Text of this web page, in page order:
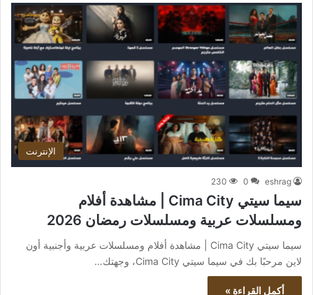
الإنترنت
eshrag
0
230
سيما سيتي Cima City | مشاهدة أفلام
ومسلسلات عربية ومسلسلات رمضان 2026
سيما سيتي Cima City | مشاهدة أفلام ومسلسلات عربية وأجنبية أون
لاين مرحبًا بك في سيما سيتي Cima City، وجهتك…
أكمل القراءة »